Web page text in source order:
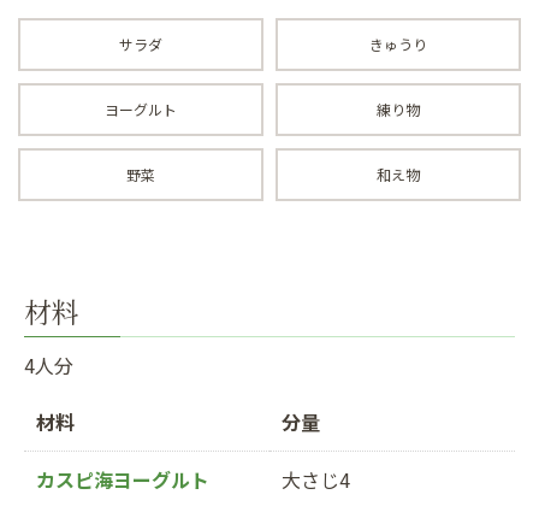
サラダ きゅうり
ヨーグルト 練り物
野菜 和え物
材料
4人分
材料
分量
カスピ海ヨーグルト
大さじ4